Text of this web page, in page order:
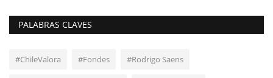
PALABRAS CLAVES
#ChileValora #Fondes #Rodrigo Saens